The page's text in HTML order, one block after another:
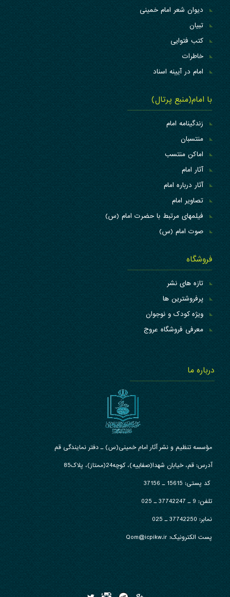
دیوان شعر امام خمینی
تبیان
کتب فتوایی
خاطرات
امام در آیینه اسناد
با امام(منبع پرتال)
زندگینامه امام
منتسبان
اماکن منتسب
آثار امام
آثار درباره امام
تصاویر امام
فیلمهای مرتبط با حضرت امام (س)
صوت امام (س)
فروشگاه
تازه های نشر
پرفروشترین ها
ویژه کودک و نوجوان
معرفی فروشگاه عروج
درباره ما
مؤسسه تنظیم و نشر آثار امام خمینی(س) ـ دفتر نمایندگی قم
آدرس: قم، خیابان شهدا(صفاییه)، کوچه24(ممتاز)، پلاک85
کد پستی: 15615 ـ 37156
تلفن:9 ـ 37742247 ـ 025
نمابر:
پست الکترونیک: Qom@icpikw.ir